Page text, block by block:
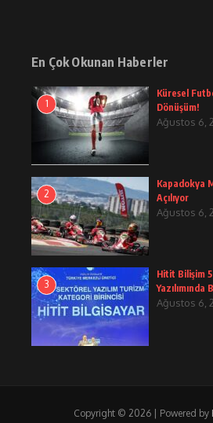
En Çok Okunan Haberler
1
Küresel
Dönüşüm!
Ağustos 6,
2
Kapadokya
Açılıyor
Ağustos 6,
3
Hitit Bilişim
Yazılımında
Ağustos 6,
Copyright © 2026 | Powered by